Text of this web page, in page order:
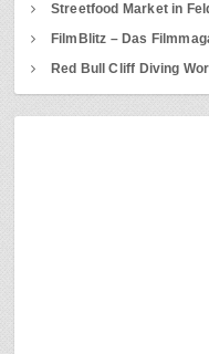
Streetfood Market in
FilmBlitz – Das
Red Bull Cliff Diving